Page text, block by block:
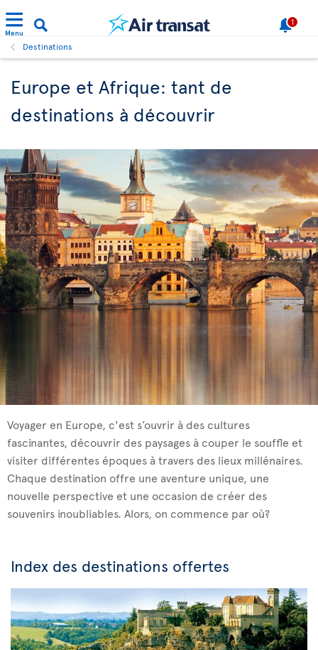
Menu
1
Destinations
Europe et Afrique: tant de
destinations à découvrir
Voyager en Europe, c'est s’ouvrir à des cultures
fascinantes, découvrir des paysages à couper le souffle et
visiter différentes époques à travers des lieux millénaires.
Chaque destination offre une aventure unique, une
nouvelle perspective et une occasion de créer des
souvenirs inoubliables. Alors, on commence par où?
Index des destinations offertes